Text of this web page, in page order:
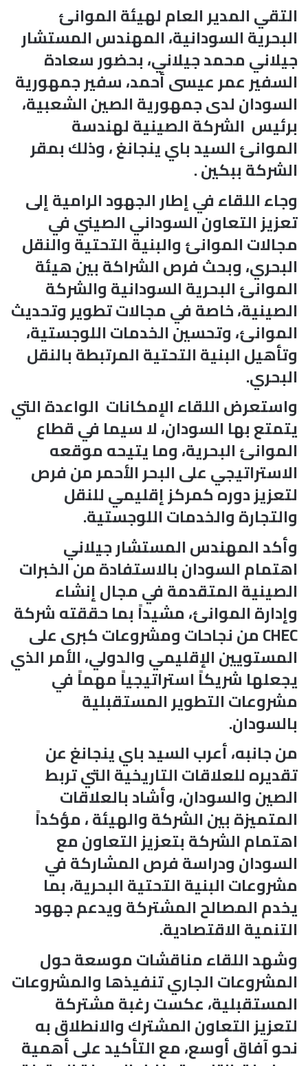
التقي المدير العام لهيئة الموانئ
البحرية السودانية، المهندس المستشار
جيلاني محمد جيلاني، بحضور سعادة
السفير عمر عيسى أحمد، سفير جمهورية
السودان لدى جمهورية الصين الشعبية،
برئيس الشركة الصينية لهندسة
الموانئ السيد باي ينجانغ ، وذلك بمقر
الشركة ببكين .
وجاء اللقاء في إطار الجهود الرامية إلى
تعزيز التعاون السوداني الصيني في
مجالات الموانئ والبنية التحتية والنقل
البحري، وبحث فرص الشراكة بين هيئة
الموانئ البحرية السودانية والشركة
الصينية، خاصة في مجالات تطوير وتحديث
الموانئ، وتحسين الخدمات اللوجستية،
وتأهيل البنية التحتية المرتبطة بالنقل
البحري.
واستعرض اللقاء الإمكانات الواعدة التي
يتمتع بها السودان، لا سيما في قطاع
الموانئ البحرية، وما يتيحه موقعه
الاستراتيجي على البحر الأحمر من فرص
لتعزيز دوره كمركز إقليمي للنقل
والتجارة والخدمات اللوجستية.
وأكد المهندس المستشار جيلاني
اهتمام السودان بالاستفادة من الخبرات
الصينية المتقدمة في مجال إنشاء
وإدارة الموانئ، مشيداً بما حققته شركة
CHEC من نجاحات ومشروعات كبرى على
المستويين الإقليمي والدولي، الأمر الذي
يجعلها شريكاً استراتيجياً مهماً في
مشروعات التطوير المستقبلية
بالسودان.
من جانبه، أعرب السيد باي ينجانغ عن
تقديره للعلاقات التاريخية التي تربط
الصين والسودان، وأشاد بالعلاقات
المتميزة بين الشركة والهيئة ، مؤكداً
اهتمام الشركة بتعزيز التعاون مع
السودان ودراسة فرص المشاركة في
مشروعات البنية التحتية البحرية، بما
يخدم المصالح المشتركة ويدعم جهود
التنمية الاقتصادية.
وشهد اللقاء مناقشات موسعة حول
المشروعات الجاري تنفيذها والمشروعات
المستقبلية، عكست رغبة مشتركة
لتعزيز التعاون المشترك والانطلاق به
نحو آفاق أوسع، مع التأكيد على أهمية